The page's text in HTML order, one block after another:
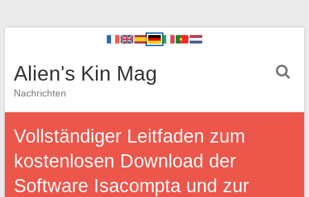
Alien's Kin Mag
Nachrichten
Vollständiger Leitfaden zum
kostenlosen Download der
Software Isacompta und zur